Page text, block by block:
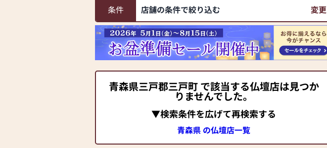
条件 店舗の条件で絞り込む 変更
青森県三戸郡三戸町 で該当する仏壇店は見つか
りませんでした。
▼検索条件を広げて再検索する
青森県 の仏壇店一覧